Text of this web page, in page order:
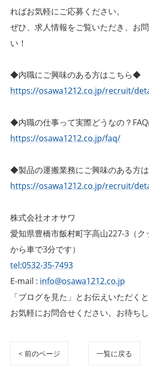
ればお気軽にご応募ください。
ぜひ、求人情報をご覧いただき、お
い！
◆内職にご興味のある方はこちら◆
https://osawa1212.co.jp/recruit/
◆内職の仕事って実際どうなの？
https://osawa1212.co.jp/faq/
◆製品の運搬業務にご興味のある方
https://osawa1212.co.jp/recruit/
株式会社オオサワ
愛知県豊橋市飯村町字高山227-3（ク
から車で3分です）
tel:0532-35-7493
E-mail : info@osawa1212.co.jp
「ブログを見た」とお伝えいただく
お気軽にお問合せください。お待ち
< 前のページ 一覧に戻る